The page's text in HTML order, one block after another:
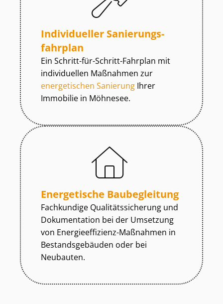
Individueller Sa­nie­rungs­
fahr­plan
Ein Schritt-für-Schritt-Fahrplan mit
individuellen Maßnahmen zur
energetischen Sanierung Ihrer
Immobilie in Möhnesee.
Energetische Baubegleitung
Fachkundige Qua­li­täts­si­che­rung und
Dokumentation bei der Umsetzung
von En­er­gie­ef­fi­zi­enz-Maßnahmen in
Be­stands­ge­bäu­den oder bei
Neubauten.